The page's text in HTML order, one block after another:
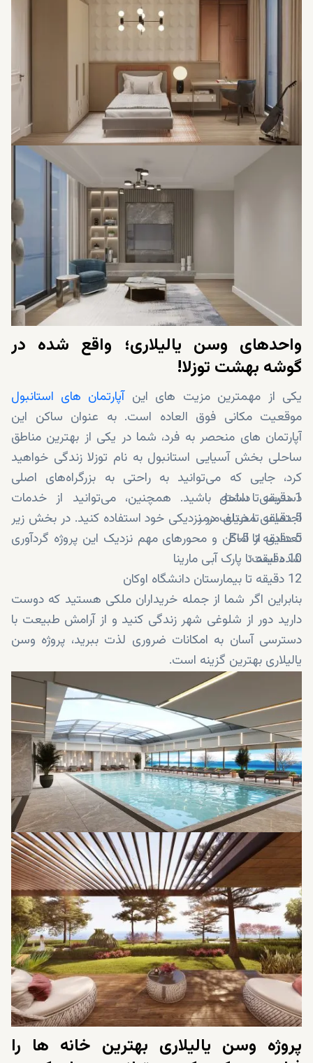
واحدهای این پروژه دارای تراس‌های بزرگی هستند که مشرف
بر مناظر خیره کننده دریا قرار دارد.
واحدهای وسن یالیلاری؛ واقع شده در
گوشه بهشت ​​توزلا!
یکی از مهمترین مزیت های اینآپارتمان های استانبول
موقعیت مکانی فوق العاده است. به عنوان ساکن این
آپارتمان های منحصر به فرد، شما در یکی از بهترین مناطق
ساحلی بخش آسیایی استانبول به نام توزلا زندگی خواهید
کرد، جایی که می‌توانید به راحتی به بزرگراه‌های اصلی
دسترسی داشته باشید. همچنین، می‌توانید از خدمات
اجتماعی مختلف در نزدیکی خود استفاده کنید. در بخش زیر
تعدادی از اماکن و محورهای مهم نزدیک این پروژه گردآوری
شده است:
1 دقیقه تا ساحل
5 دقیقه تا دریای مرمر
5 دقیقه تا E-5
10 دقیقه تا پارک آبی مارینا
12 دقیقه تا بیمارستان دانشگاه اوکان
بنابراین اگر شما از جمله خریداران ملکی هستید که دوست
دارید دور از شلوغی شهر زندگی کنید و از آرامش طبیعت با
دسترسی آسان به امکانات ضروری لذت ببرید، پروژه وسن
یالیلاری بهترین گزینه است.
پروژه وسن یالیلاری بهترین خانه ها را